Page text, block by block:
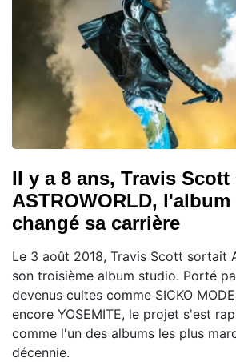
Il y a 8 ans, Travis
ASTROWORLD,
changé sa carrière
Le 3 août 2018, Travis Scott sortait
son troisième album studio. Porté
devenus cultes comme SICKO
encore YOSEMITE, le projet s'est
comme l'un des albums les plus
décennie.